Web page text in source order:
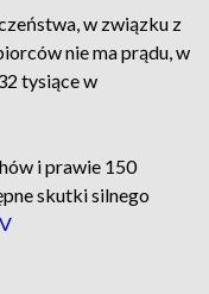
w związku z
nie ma prądu, w
tysiące w
i prawie 150
skutki silnego